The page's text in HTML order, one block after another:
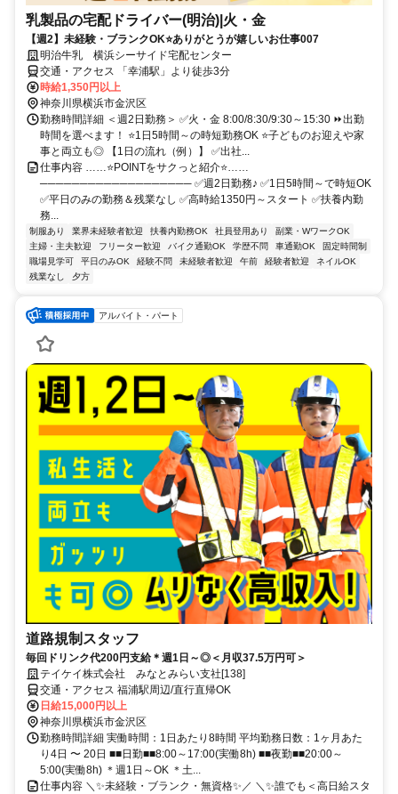
乳製品の宅配ドライバー(明治)|火・金
【週2】未経験・ブランクOK⭐ありがとうが嬉しいお仕事007
明治牛乳 横浜シーサイド宅配センター
交通・アクセス 「幸浦駅」より徒歩3分
時給1,350円以上
神奈川県横浜市金沢区
勤務時間詳細 ＜週2日勤務＞ ✅火・金 8:00/8:30/9:30～15:30 ⏩出勤
時間を選べます！ ⭐1日5時間～の時短勤務OK ⭐子どものお迎えや家
事と両立も◎ 【1日の流れ（例）】 ✅出社...
仕事内容 ……⭐POINTをサクっと紹介⭐……
─────────────────── ✅週2日勤務♪ ✅1日5時間～で時短OK
✅平日のみの勤務＆残業なし ✅高時給1350円～スタート ✅扶養内勤
務...
制服あり 業界未経験者歓迎 扶養内勤務OK 社員登用あり
副業・WワークOK
主婦・主夫歓迎
フリーター歓迎 バイク通勤OK 学歴不問 車通勤OK
固定時間制
職場見学可
平日のみOK 経験不問 未経験者歓迎 午前 経験者歓迎
ネイルOK
残業なし
夕方
アルバイト・パート
道路規制スタッフ
毎回ドリンク代200円支給＊週1日～◎＜月収37.5万円可＞
テイケイ株式会社 みなとみらい支社[138]
交通・アクセス 福浦駅周辺/直行直帰OK
日給15,000円以上
神奈川県横浜市金沢区
勤務時間詳細 実働時間：1日あたり8時間 平均勤務日数：1ヶ月あた
り4日 〜 20日 ■■日勤■■8:00～17:00(実働8h) ■■夜勤■■20:00～
5:00(実働8h) ＊週1日～OK ＊土...
仕事内容 ＼✨未経験・ブランク・無資格✨／ ＼✨誰でも＜高日給スタ